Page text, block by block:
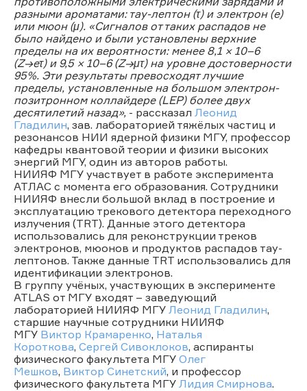
разными ароматами: тау-лептон (τ) и электрон (e)
или мюон (μ). «Сигналов от таких распадов не
было найдено и были установлены верхние
пределы на их вероятности: менее 8,1 × 10–6
(Z→eτ) и 9,5 × 10–6 (Z→μτ) на уровне достоверности
95%. Эти результаты превосходят лучшие
пределы, установленные на большом электрон-
позитронном коллайдере (LEP) более двух
десятилетий назад», - рассказал Леонид
Гладилин, зав. лабораторией тяжёлых частиц и
резонансов НИИ ядерной физики МГУ, профессор
кафедры квантовой теории и физики высоких
энергий МГУ, один из авторов работы.
НИИЯФ МГУ участвует в работе эксперимента
АТЛАС с момента его образования. Сотрудники
НИИЯФ внесли большой вклад в построение и
эксплуатацию трекового детектора переходного
излучения (TRT). Данные этого детектора
использовались для реконструкции треков
электронов, мюонов и продуктов распадов тау-
лептонов. Также данные TRT использовались для
идентификации электронов.
В группу учёных, участвующих в эксперименте
ATLAS от МГУ входят – заведующий
лабораторией НИИЯФ МГУ Леонид Гладилин,
старшие научные сотрудники НИИЯФ
МГУ Виктор Крамаренко, Наталья
Короткова, Сергей Сивоклоков, аспиранты
физического факультета МГУ Олег
Мешков, Виктор Синетский, и профессор
физического факультета МГУ Лидия Смирнова.